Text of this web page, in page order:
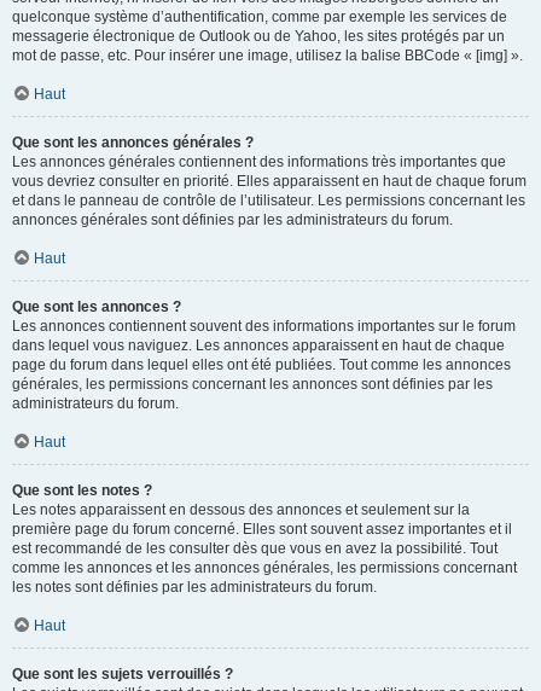
quelconque système d’authentification, comme par exemple les services de
messagerie électronique de Outlook ou de Yahoo, les sites protégés par un
mot de passe, etc. Pour insérer une image, utilisez la balise BBCode « [img] ».
Haut
Que sont les annonces générales ?
Les annonces générales contiennent des informations très importantes que
vous devriez consulter en priorité. Elles apparaissent en haut de chaque forum
et dans le panneau de contrôle de l’utilisateur. Les permissions concernant les
annonces générales sont définies par les administrateurs du forum.
Haut
Que sont les annonces ?
Les annonces contiennent souvent des informations importantes sur le forum
dans lequel vous naviguez. Les annonces apparaissent en haut de chaque
page du forum dans lequel elles ont été publiées. Tout comme les annonces
générales, les permissions concernant les annonces sont définies par les
administrateurs du forum.
Haut
Que sont les notes ?
Les notes apparaissent en dessous des annonces et seulement sur la
première page du forum concerné. Elles sont souvent assez importantes et il
est recommandé de les consulter dès que vous en avez la possibilité. Tout
comme les annonces et les annonces générales, les permissions concernant
les notes sont définies par les administrateurs du forum.
Haut
Que sont les sujets verrouillés ?